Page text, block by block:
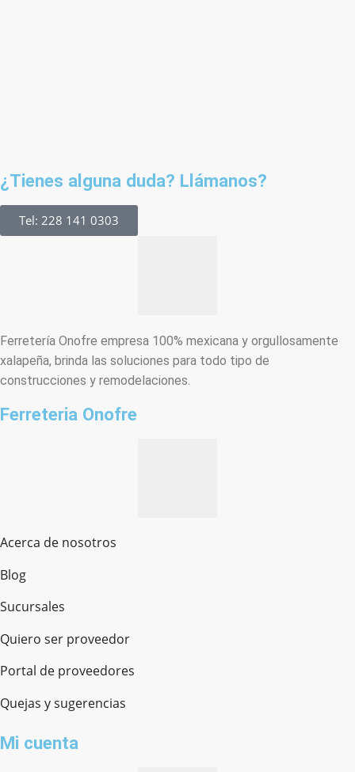
¿Tienes alguna duda? Llámanos?
Tel: 228 141 0303
Ferretería Onofre empresa 100% mexicana y orgullosamente
xalapeña, brinda las soluciones para todo tipo de
construcciones y remodelaciones.
Ferreteria Onofre
Acerca de nosotros
Blog
Sucursales
Quiero ser proveedor
Portal de proveedores
Quejas y sugerencias
Mi cuenta